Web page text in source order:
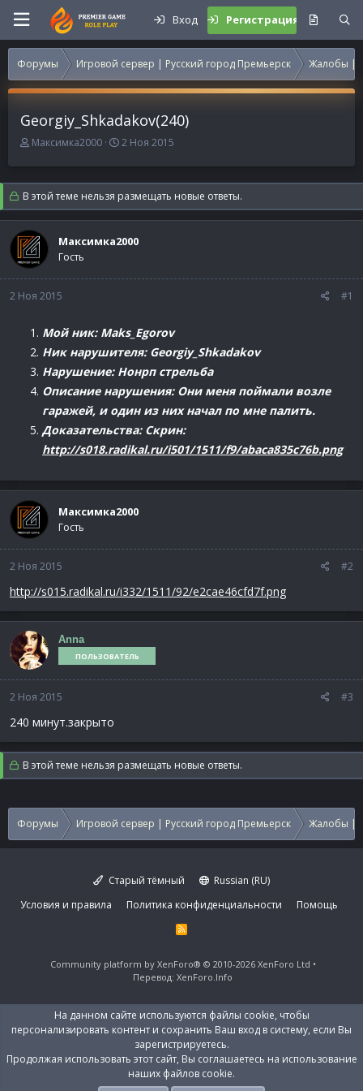
Вход Регистрация
Форумы Игровой сервер | Русский город Премьерск Жалобы |
Georgiy_Shkadakov(240)
А
т
о
р
т
е
м
ы
Максимка2000
Д
т
а
н
а
а
2 Ноя 2015
В этой теме нельзя размещать новые ответы.
Максимка2000
Гость
2 Ноя 2015 #1
Мой ник: Maks_Egorov
Ник нарушителя: Georgiy_Shkadakov
Нарушение: Нонрп стрельба
Описание нарушения: Они меня поймали возле
гаражей, и один из них начал по мне палить.
Доказательства: Скрин:
http://s018.radikal.ru/i501/1511/f9/abaca835c76b.png
Максимка2000
Гость
2 Ноя 2015 #2
http://s015.radikal.ru/i332/1511/92/e2cae46cfd7f.png
Anna
ПОЛЬЗОВАТЕЛЬ
2 Ноя 2015 #3
240 минут.закрыто
В этой теме нельзя размещать новые ответы.
Форумы Игровой сервер | Русский город Премьерск Жалобы |
Старый тёмный
Russian (RU)
Условия и правила
Политика конфиденциальности Помощь
R
S
Community platform by XenForo® © 2010-2026 XenForo Ltd
Перевод: XenForo.Info
На данном сайте используются файлы cookie, чтобы
персонализировать контент и сохранить Ваш вход в систему, если Вы
зарегистрируетесь.
Продолжая использовать этот сайт, Вы соглашаетесь на использование
наших файлов cookie.